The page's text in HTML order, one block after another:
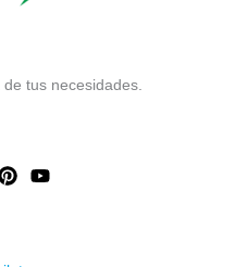
tus necesidades.